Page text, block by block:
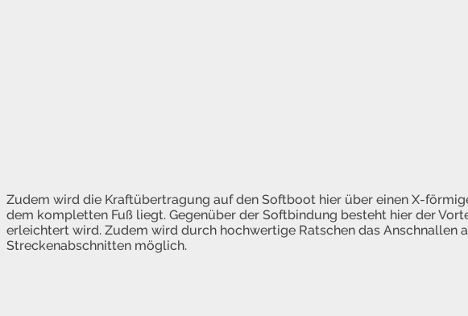
Zudem wird die Kraftübertragung auf den Softboot hier über einen X-
dem kompletten Fuß liegt. Gegenüber der Softbindung besteht hier der
erleichtert wird. Zudem wird durch hochwertige Ratschen das Anschnallen
Streckenabschnitten möglich.